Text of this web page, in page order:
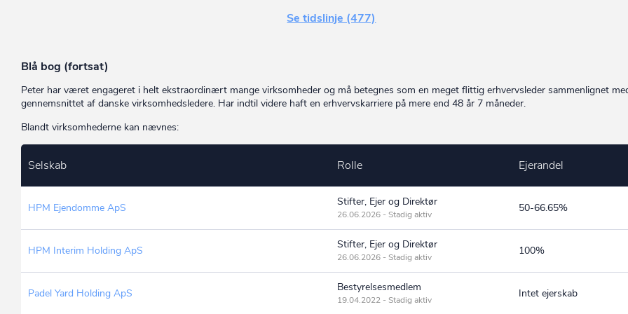
Se tidslinje (477)
Blå bog (fortsat)
Peter har været engageret i helt ekstraordinært mange virksomheder og må betegnes som en meget flittig erhvervsleder sammenlignet
gennemsnittet af danske virksomhedsledere. Har indtil videre haft en erhvervskarriere på mere end 48 år 7 måneder.
Blandt virksomhederne kan nævnes:
Selskab Rolle Ejerandel
HPM Ejendomme ApS Stifter, Ejer og Direktør
26.06.2026 - Stadig aktiv 50-66.65%
HPM Interim Holding ApS Stifter, Ejer og Direktør
26.06.2026 - Stadig aktiv 100%
Padel Yard Holding ApS Bestyrelsesmedlem
19.04.2022 - Stadig aktiv Intet ejerskab